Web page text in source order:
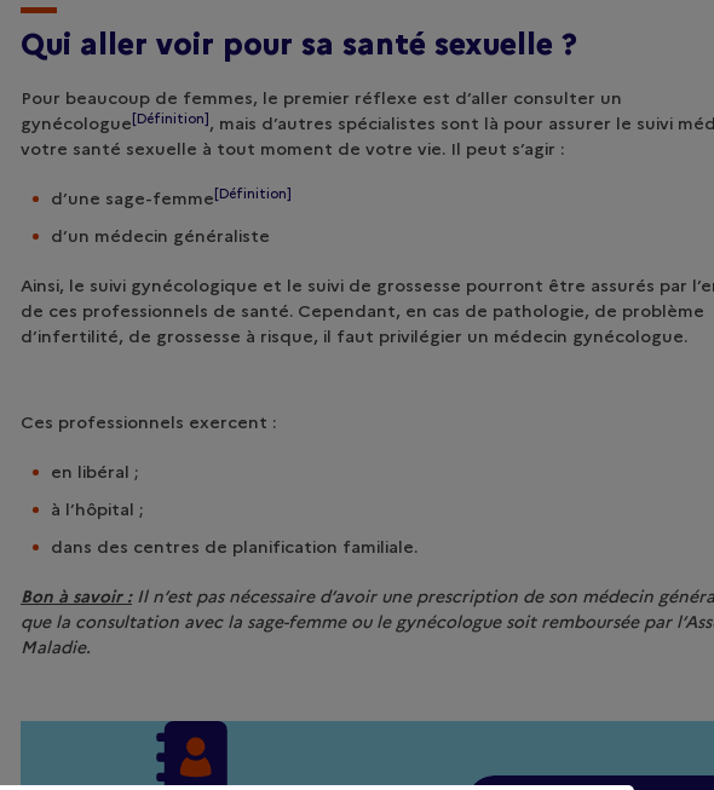
Qui aller voir pour sa santé sexuelle ?
Pour beaucoup de femmes, le premier réflexe est d’aller consulter un
gynécologue [Définition] , mais d’autres spécialistes sont là pour assurer le suivi
votre santé sexuelle à tout moment de votre vie. Il peut s’agir :
d’une sage-femme [Définition]
d’un médecin généraliste
Ainsi, le suivi gynécologique et le suivi de grossesse pourront être assurés par
de ces professionnels de santé. Cependant, en cas de pathologie, de problème
d’infertilité, de grossesse à risque, il faut privilégier un médecin gynécologue.
Ces professionnels exercent :
en libéral ;
à l’hôpital ;
dans des centres de planification familiale.
Bon à savoir :Il n’est pas nécessaire d’avoir une prescription de son médecin
que la consultation avec la sage-femme ou le gynécologue soit remboursée par
Maladie.